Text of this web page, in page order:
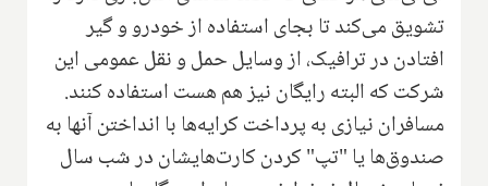
تشویق می‌کند تا بجای استفاده از خودرو و گیر
افتادن در ترافیک، از وسایل حمل و نقل عمومی این
شرکت که البته رایگان نیز هم هست استفاده کنند.
مسافران نیازی به پرداخت کرایه‌ها با انداختن آنها به
صندوق‌ها یا "تپ" کردن کارت‌هایشان در شب سال